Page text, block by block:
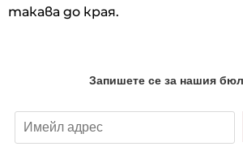
такава до края.